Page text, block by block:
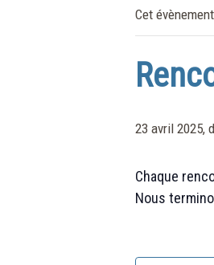
Cet
23 avril 2025,
Chaque
Nous